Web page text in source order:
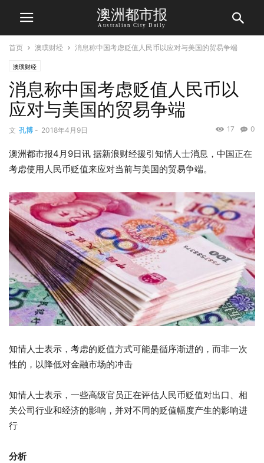
澳洲都市报
Australian City Daily
首页 澳璞财经 消息称中国考虑贬值人民币以应对与美国的贸易争端
澳璞财经
消息称中国考虑贬值人民币以
应对与美国的贸易争端
文 孔博 - 2018年4月9日 0
17
澳洲都市报4月9日讯 据新浪财经援引知情人士消息，中国正在
考虑使用人民币贬值来应对当前与美国的贸易争端。
知情人士表示，考虑的贬值方式可能是循序渐进的，而非一次
性的，以降低对金融市场的冲击
知情人士表示，一些高级官员正在评估人民币贬值对出口、相
关公司行业和经济的影响，并对不同的贬值幅度产生的影响进
行
分析